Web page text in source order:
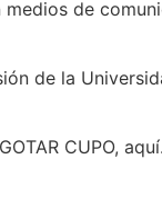
de
de la
CUPO, aquí.